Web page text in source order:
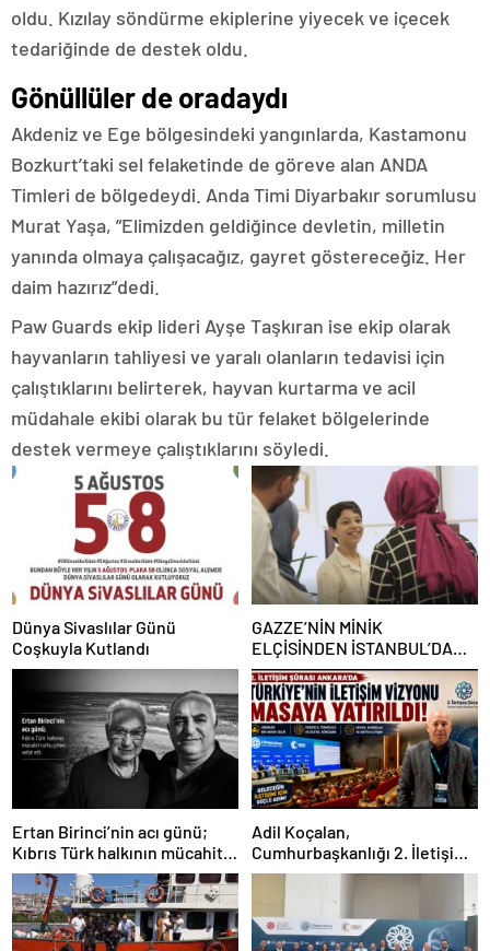
oldu. Kızılay söndürme ekiplerine yiyecek ve içecek
tedariğinde de destek oldu.
Gönüllüler de oradaydı
Akdeniz ve Ege bölgesindeki yangınlarda, Kastamonu
Bozkurt’taki sel felaketinde de göreve alan ANDA
Timleri de bölgedeydi. Anda Timi Diyarbakır sorumlusu
Murat Yaşa, ”Elimizden geldiğince devletin, milletin
yanında olmaya çalışacağız, gayret göstereceğiz. Her
daim hazırız”dedi.
Paw Guards ekip lideri Ayşe Taşkıran ise ekip olarak
hayvanların tahliyesi ve yaralı olanların tedavisi için
çalıştıklarını belirterek, hayvan kurtarma ve acil
müdahale ekibi olarak bu tür felaket bölgelerinde
destek vermeye çalıştıklarını söyledi.
Dünya Sivaslılar Günü
Coşkuyla Kutlandı
GAZZE’NİN MİNİK
ELÇİSİNDEN İSTANBUL’DA
DUYGUSAL MESAJ: “BURASI
BENİM İKİNCİ EVİM”
Ertan Birinci’nin acı günü;
Kıbrıs Türk halkının mücahit
ruhlu çınarı vefat etti
Adil Koçalan,
Cumhurbaşkanlığı 2. İletişim
Şûrası’na Katıldı